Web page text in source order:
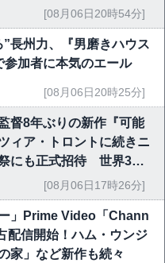
[08月06日20時54分]
”長州力、『男磨きハウス
参加者に本気のエール
[08月06日20時25分]
督8年ぶりの新作『可能
ィア・トロントに続きニ
にも正式招待 世界3大
映画
[08月06日17時26分]
ー」Prime Video「Chann
配信開始！ハム・ウンジ
家」など新作も続々